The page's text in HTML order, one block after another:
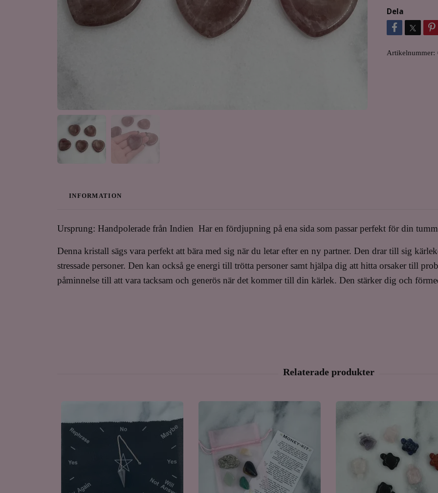
Dela
Artikelnummer:
INFORMATION
Ursprung: Handpolerade från Indien Har en fördjupning på ena sida som passar perfekt för din
Denna kristall sägs vara perfekt att bära med sig när du letar efter en ny partner. Den drar till sig
stressade personer. Den kan också ge energi till trötta personer samt hjälpa dig att hitta orsaker till
påminnelse till att vara tacksam och generös när det kommer till din kärlek. Den stärker dig och